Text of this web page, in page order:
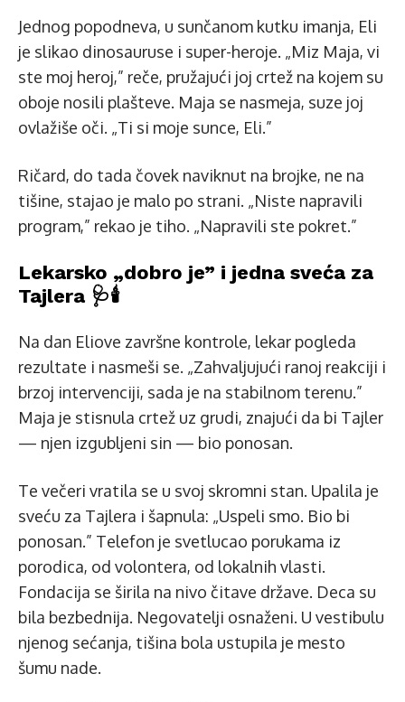
Jednog popodneva, u sunčanom kutku imanja, Eli
je slikao dinosauruse i super-heroje. „Miz Maja, vi
ste moj heroj,” reče, pružajući joj crtež na kojem su
oboje nosili plašteve. Maja se nasmeja, suze joj
ovlažiše oči. „Ti si moje sunce, Eli.”
Ričard, do tada čovek naviknut na brojke, ne na
tišine, stajao je malo po strani. „Niste napravili
program,” rekao je tiho. „Napravili ste pokret.”
Lekarsko „dobro je” i jedna sveća za
Tajlera 🩺🕯️
Na dan Eliove završne kontrole, lekar pogleda
rezultate i nasmeši se. „Zahvaljujući ranoj reakciji i
brzoj intervenciji, sada je na stabilnom terenu.”
Maja je stisnula crtež uz grudi, znajući da bi Tajler
— njen izgubljeni sin — bio ponosan.
Te večeri vratila se u svoj skromni stan. Upalila je
sveću za Tajlera i šapnula: „Uspeli smo. Bio bi
ponosan.” Telefon je svetlucao porukama iz
porodica, od volontera, od lokalnih vlasti.
Fondacija se širila na nivo čitave države. Deca su
bila bezbednija. Negovatelji osnaženi. U vestibulu
njenog sećanja, tišina bola ustupila je mesto
šumu nade.